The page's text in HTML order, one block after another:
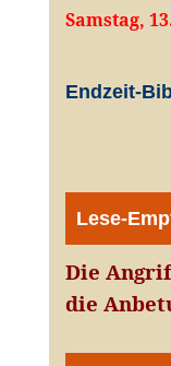
Samstag,
Endzeit-
Lese-
Die
die